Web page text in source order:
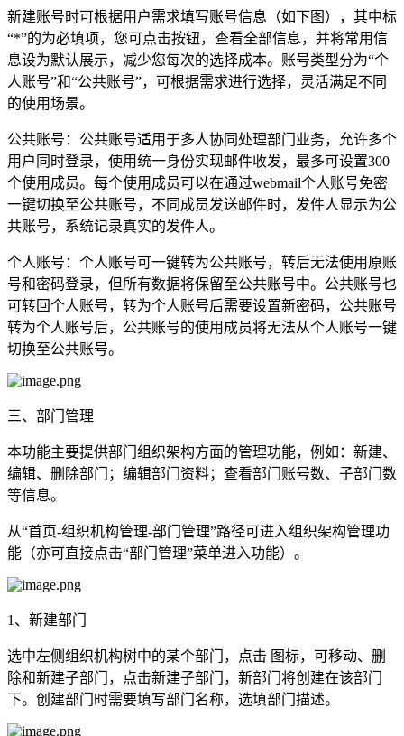
新建账号时可根据用户需求填写账号信息（如下图），其中标
“*”的为必填项，您可点击按钮，查看全部信息，并将常用信
息设为默认展示，减少您每次的选择成本。账号类型分为“个
人账号”和“公共账号”，可根据需求进行选择，灵活满足不同
的使用场景。
公共账号：公共账号适用于多人协同处理部门业务，允许多个
用户同时登录，使用统一身份实现邮件收发，最多可设置300
个使用成员。每个使用成员可以在通过webmail个人账号免密
一键切换至公共账号，不同成员发送邮件时，发件人显示为公
共账号，系统记录真实的发件人。
个人账号：个人账号可一键转为公共账号，转后无法使用原账
号和密码登录，但所有数据将保留至公共账号中。公共账号也
可转回个人账号，转为个人账号后需要设置新密码，公共账号
转为个人账号后，公共账号的使用成员将无法从个人账号一键
切换至公共账号。
三、部门管理
本功能主要提供部门组织架构方面的管理功能，例如：新建、
编辑、删除部门；编辑部门资料；查看部门账号数、子部门数
等信息。
从“首页-组织机构管理-部门管理”路径可进入组织架构管理功
能（亦可直接点击“部门管理”菜单进入功能）。
1、新建部门
选中左侧组织机构树中的某个部门，点击 图标，可移动、删
除和新建子部门，点击新建子部门，新部门将创建在该部门
下。创建部门时需要填写部门名称，选填部门描述。